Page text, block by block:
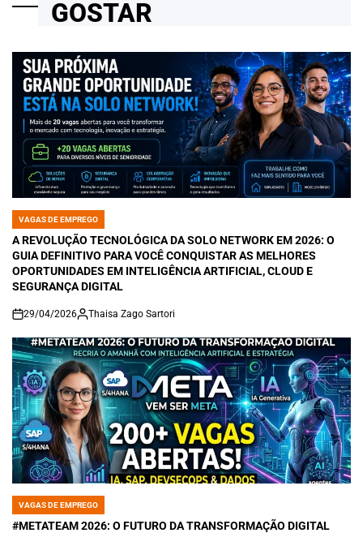
GOSTAR
POSTED
IN
VAGAS DE EMPREGO
A REVOLUÇÃO TECNOLÓGICA DA SOLO NETWORK EM 2026: O
GUIA DEFINITIVO PARA VOCÊ CONQUISTAR AS MELHORES
OPORTUNIDADES EM INTELIGÊNCIA ARTIFICIAL, CLOUD E
SEGURANÇA DIGITAL
on
29/04/2026 Thaisa Zago Sartori
POSTED
IN
VAGAS DE EMPREGO
#METATEAM 2026: O FUTURO DA TRANSFORMAÇÃO DIGITAL